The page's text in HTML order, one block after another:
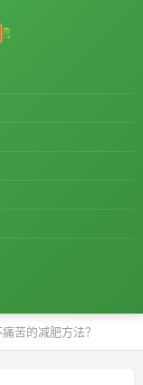
苦的减肥方法？